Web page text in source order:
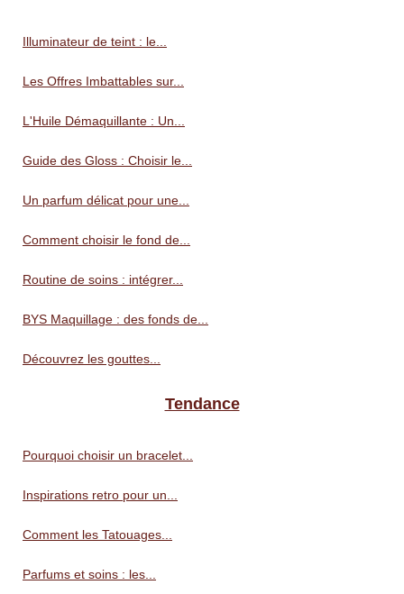
Illuminateur de teint : le...
Les Offres Imbattables sur...
L'Huile Démaquillante : Un...
Guide des Gloss : Choisir le...
Un parfum délicat pour une...
Comment choisir le fond de...
Routine de soins : intégrer...
BYS Maquillage : des fonds de...
Découvrez les gouttes...
Tendance
Pourquoi choisir un bracelet...
Inspirations retro pour un...
Comment les Tatouages...
Parfums et soins : les...